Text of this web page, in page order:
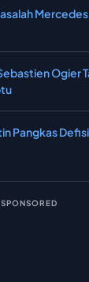
Ogier
Pangkas
SPONSORED